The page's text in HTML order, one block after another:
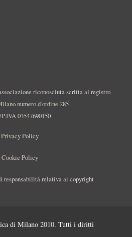
riconosciuta scritta al registro
numero d’ordine 285
03547690150
Privacy Policy
Cookie Policy
responsabilità relativa ai copyright
di Milano 2010. Tutti i diritti